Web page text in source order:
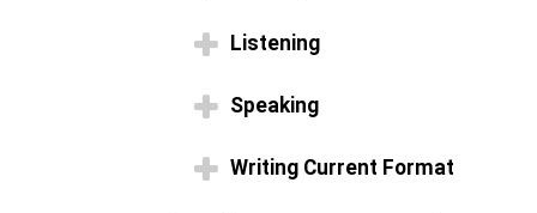
Listening
Speaking
Writing Current Format